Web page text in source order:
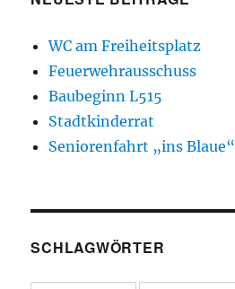
WC am Freiheitsplatz
Feuerwehrausschuss
Baubeginn L515
Stadtkinderrat
Seniorenfahrt „ins Blaue“
SCHLAGWÖRTER